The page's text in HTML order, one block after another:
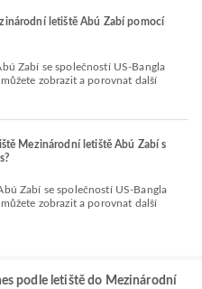
letiště Abú Zabí pomocí
zobrazit a porovnat další
Mezinárodní letiště Abú Zabí s
zobrazit a porovnat další
podle letiště do Mezinárodní